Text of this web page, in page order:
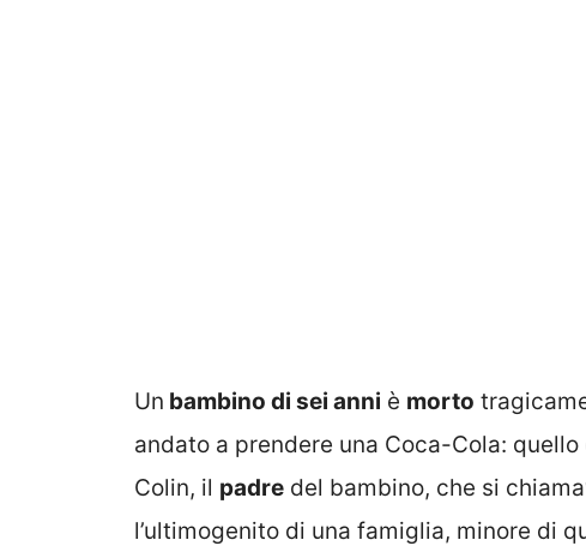
Un bambino di sei anni è morto
andato a prendere una Coca-Cola:
Colin, il padre del bambino, che si
l’ultimogenito di una famiglia, minore di